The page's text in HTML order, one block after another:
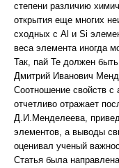
степени различию
открытия еще многих
сходных с Al и Si
веса элемента иногда
Так, пай Те должен
Дмитрий Иванович
Соотношение свойств
отчетливо отражает
Д.И.Менделеева,
элементов, а выводы
оценивал ученый
Статья была